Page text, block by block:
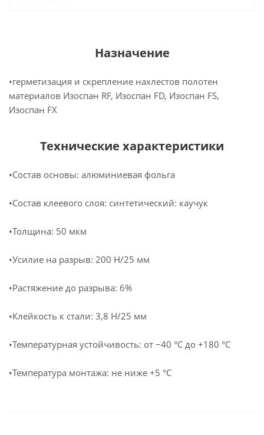
Назначение
•герметизация и скрепление нахлестов полотен
материалов Изоспан RF, Изоспан FD, Изоспан FS,
Изоспан FX
Технические характеристики
•Состав основы: алюминиевая фольга
•Состав клеевого слоя: синтетический: каучук
•Толщина: 50 мкм
•Усилие на разрыв: 200 Н/25 мм
•Растяжение до разрыва: 6%
•Клейкость к стали: 3,8 Н/25 мм
•Температурная устойчивость: от −40 °С до +180 °С
•Температура монтажа: не ниже +5 °С